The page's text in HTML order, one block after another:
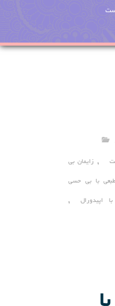
, زایمان بی
طبعی با بی حسی
اپیدورال ,